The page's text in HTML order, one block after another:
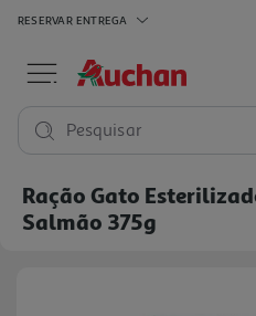
RESERVAR ENTREGA
Pesquisar
Ração Gato
Salmão 375g